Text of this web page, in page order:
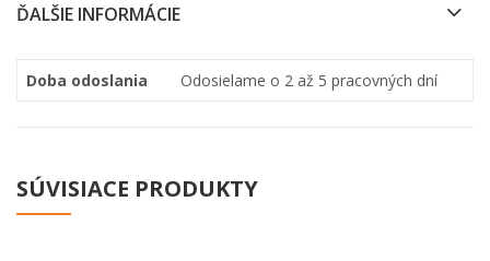
ĎALŠIE INFORMÁCIE
Doba odoslania Odosielame o 2 až 5 pracovných dní
SÚVISIACE PRODUKTY